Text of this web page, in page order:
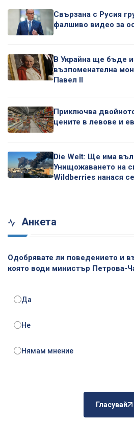
Свързана с Русия
фалшиво видео за
В Украйна ще бъде
възпоменателна
Павел II
Приключва
цените в левове и
Die Welt: Ще има
Унищожаването на
Wildberries нанася
Анкета
Одобрявате ли поведението и
която води министър Петрова-
Да
Не
Нямам мнение
Гласувай